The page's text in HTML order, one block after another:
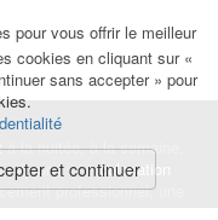
à la nuitée, à la semaine,
séjours, unecolocation
professionnel, une
pour vous offrir le meilleur
cookies en cliquant sur «
sans accepter » pour
et continuer